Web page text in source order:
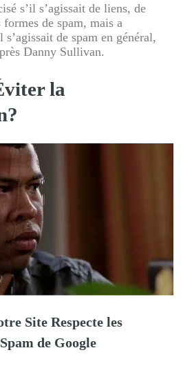
s’il s’agissait de liens, de
formes de spam, mais a
de spam en général,
Danny Sullivan.
la
Site Respecte les
de Google